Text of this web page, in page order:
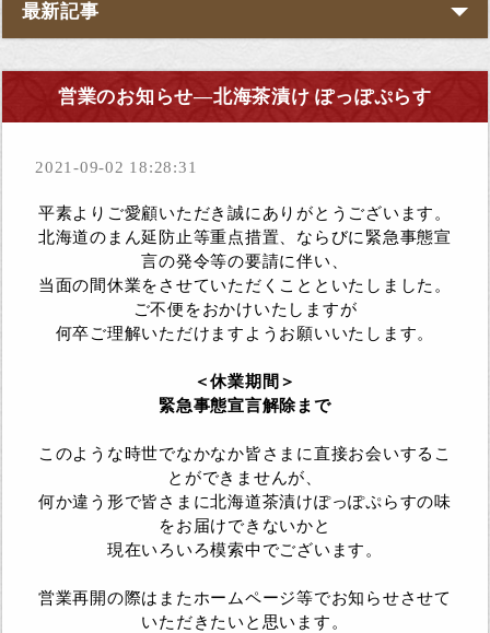
最新記事
営業のお知らせ―北海茶漬け ぽっぽぷらす
2021-09-02 18:28:31
平素よりご愛顧いただき誠にありがとうございます。
北海道のまん延防止等重点措置、ならびに緊急事態宣
言の発令等の要請に伴い、
当面の間休業をさせていただくことといたしました。
ご不便をおかけいたしますが
何卒ご理解いただけますようお願いいたします。
＜休業期間＞
緊急事態宣言解除まで
このような時世でなかなか皆さまに直接お会いするこ
とができませんが、
何か違う形で皆さまに北海道茶漬けぽっぽぷらすの味
をお届けできないかと
現在いろいろ模索中でございます。
営業再開の際はまたホームページ等でお知らせさせて
いただきたいと思います。